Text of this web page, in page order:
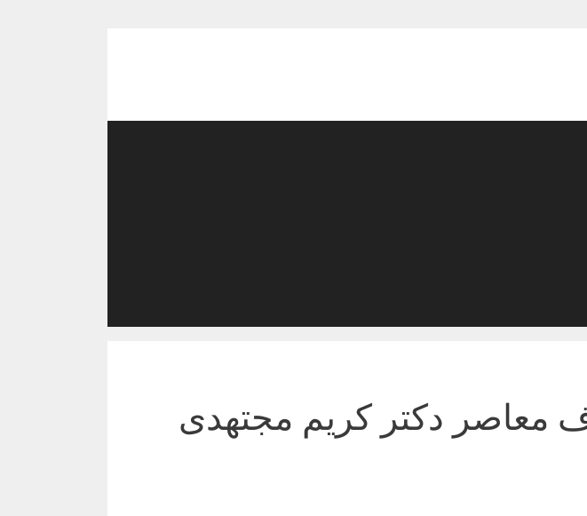
معاصر دکتر کریم مجتهدی